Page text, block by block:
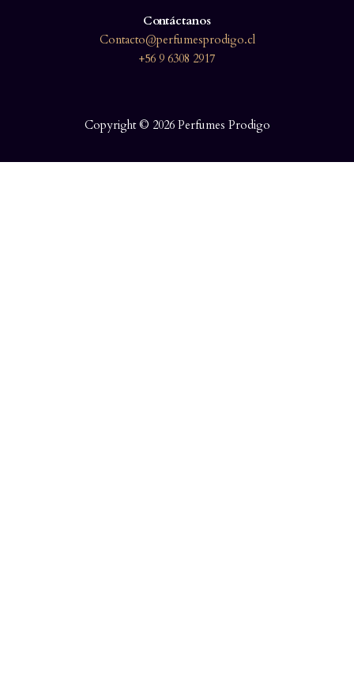
Contáctanos
Contacto@perfumesprodigo.cl
+56 9 6308 2917
Copyright © 2026 Perfumes Prodigo